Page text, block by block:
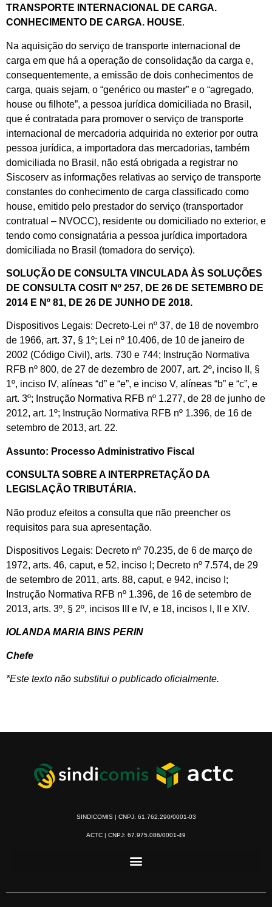
TRANSPORTE INTERNACIONAL DE CARGA.
CONHECIMENTO DE CARGA. HOUSE.
Na aquisição do serviço de transporte internacional de
carga em que há a operação de consolidação da carga e,
consequentemente, a emissão de dois conhecimentos de
carga, quais sejam, o “genérico ou master” e o “agregado,
house ou filhote”, a pessoa jurídica domiciliada no Brasil,
que é contratada para promover o serviço de transporte
internacional de mercadoria adquirida no exterior por outra
pessoa jurídica, a importadora das mercadorias, também
domiciliada no Brasil, não está obrigada a registrar no
Siscoserv as informações relativas ao serviço de transporte
constantes do conhecimento de carga classificado como
house, emitido pelo prestador do serviço (transportador
contratual – NVOCC), residente ou domiciliado no exterior, e
tendo como consignatária a pessoa jurídica importadora
domiciliada no Brasil (tomadora do serviço).
SOLUÇÃO DE CONSULTA VINCULADA ÀS SOLUÇÕES
DE CONSULTA COSIT Nº 257, DE 26 DE SETEMBRO DE
2014 E Nº 81, DE 26 DE JUNHO DE 2018.
Dispositivos Legais: Decreto-Lei nº 37, de 18 de novembro
de 1966, art. 37, § 1º; Lei nº 10.406, de 10 de janeiro de
2002 (Código Civil), arts. 730 e 744; Instrução Normativa
RFB nº 800, de 27 de dezembro de 2007, art. 2º, inciso II, §
1º, inciso IV, alíneas “d” e “e”, e inciso V, alíneas “b” e “c”, e
art. 3º; Instrução Normativa RFB nº 1.277, de 28 de junho de
2012, art. 1º; Instrução Normativa RFB nº 1.396, de 16 de
setembro de 2013, art. 22.
Assunto: Processo Administrativo Fiscal
CONSULTA SOBRE A INTERPRETAÇÃO DA
LEGISLAÇÃO TRIBUTÁRIA.
Não produz efeitos a consulta que não preencher os
requisitos para sua apresentação.
Dispositivos Legais: Decreto nº 70.235, de 6 de março de
1972, arts. 46, caput, e 52, inciso I; Decreto nº 7.574, de 29
de setembro de 2011, arts. 88, caput, e 942, inciso I;
Instrução Normativa RFB nº 1.396, de 16 de setembro de
2013, arts. 3º, § 2º, incisos III e IV, e 18, incisos I, II e XIV.
IOLANDA MARIA BINS PERIN
Chefe
*Este texto não substitui o publicado oficialmente.
SINDICOMIS | CNPJ: 61.762.290/0001-03
ACTC | CNPJ: 67.975.086/0001-49